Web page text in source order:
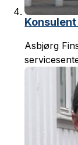
Asbjørg